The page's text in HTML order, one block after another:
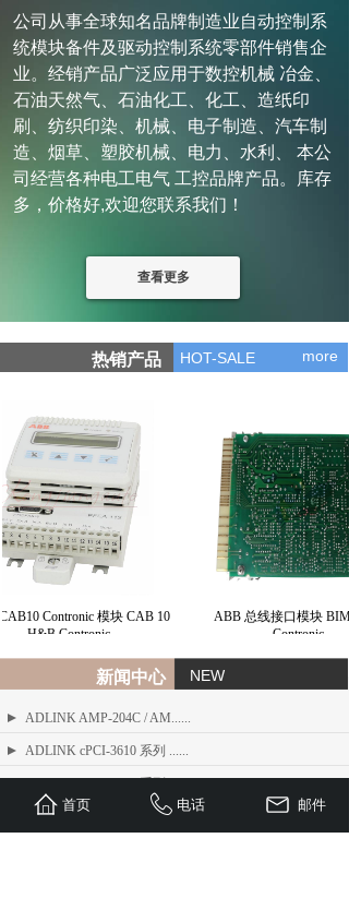
公司从事全球知名品牌制造业自动控制系
统模块备件及驱动控制系统零部件销售企
业。经销产品广泛应用于数控机械 冶金、
石油天然气、石油化工、化工、造纸印
刷、纺织印染、机械、电子制造、汽车制
造、烟草、塑胶机械、电力、水利、 本公
司经营各种电工电气 工控品牌产品。库存
多，价格好,欢迎您联系我们！
查看更多
more
热销产品 HOT-SALE
Contronic 模块 CAB 10
H&B Contronic
ABB 总线接口模块 BIM
Contronic
新闻中心 NEW
ADLINK AMP-204C / AM......
ADLINK cPCI-3610 系列 ......
ADLINK DAQ/DAQe/PXI-......
首页 电话 邮件